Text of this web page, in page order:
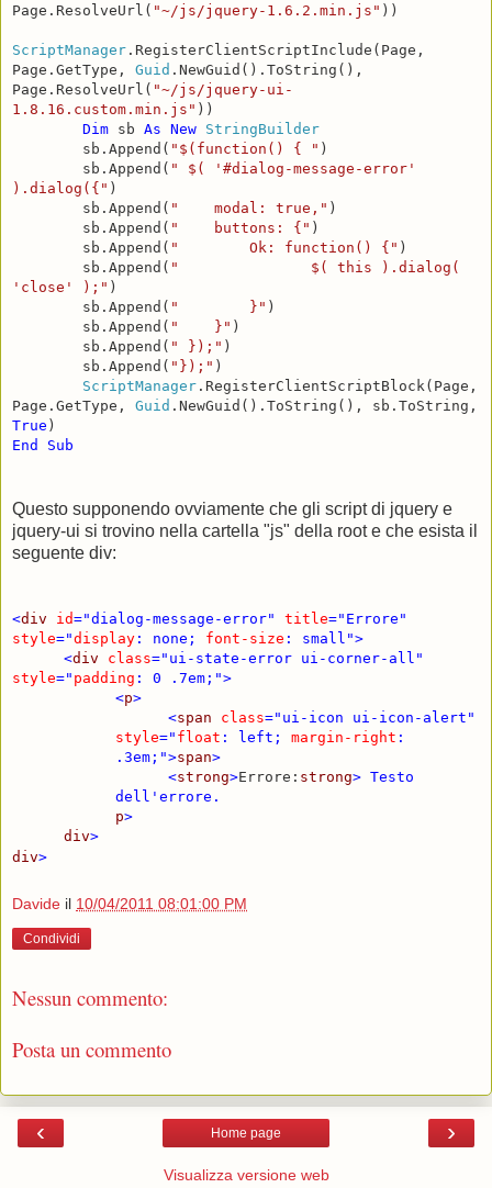
Page.ResolveUrl( "~/js/jquery-1.6.2.min.js" ))
ScriptManager .RegisterClientScriptInclude(Page,
Page.GetType, Guid .NewGuid().ToString(),
Page.ResolveUrl( "~/js/jquery-ui-
1.8.16.custom.min.js" ))
Dim sb As New StringBuilder
sb.Append( "$(function() { " )
sb.Append( " $( '#dialog-message-error'
).dialog({" )
sb.Append( " modal: true," )
sb.Append( " buttons: {" )
sb.Append( " Ok: function() {" )
sb.Append( "
$( this ).dialog(
'close' );" )
sb.Append( " }" )
sb.Append( " }" )
sb.Append( " });" )
sb.Append( "});" )
ScriptManager .RegisterClientScriptBlock(Page,
Page.GetType, Guid .NewGuid().ToString(), sb.ToString,
True )
End
Sub
Questo supponendo ovviamente che gli script di jquery e
jquery-ui si trovino nella cartella "js" della root e che esista il
seguente div:
<div id="dialog-message-error" title="Errore"
style="display : none; font-size : small">
<div class="ui-state-error ui-corner-all"
style=" padding : 0 .7em;">
<p>
<span class="ui-icon ui-icon-alert"
style=" float : left;margin-right :
.3em;">span>
<strong>Errore: strong>Testo
dell'errore.
p>
div>
div>
Davide il 10/04/2011 08:01:00 PM
Condividi
Nessun commento:
Posta un commento
‹ ›
Home page
Visualizza versione web